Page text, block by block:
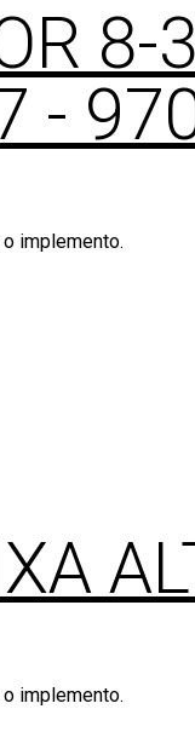
8-
-
implemento.
implemento.